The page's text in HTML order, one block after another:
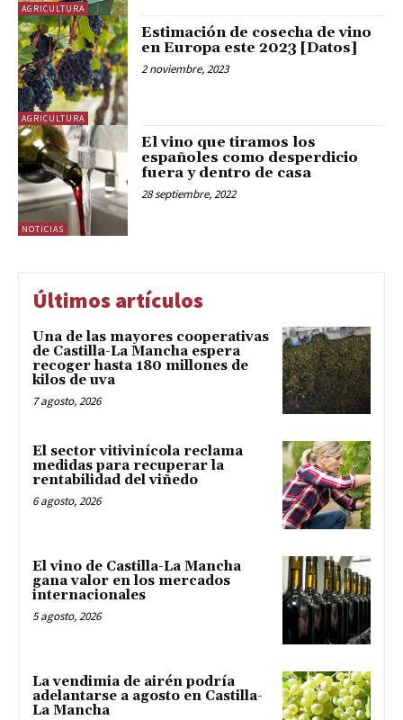
AGRICULTURA
AGRICULTURA
Estimación de cosecha de vino
en Europa este 2023 [Datos]
2 noviembre, 2023
NOTICIAS
El vino que tiramos los
españoles como desperdicio
fuera y dentro de casa
28 septiembre, 2022
Últimos artículos
Una de las mayores cooperativas
de Castilla-La Mancha espera
recoger hasta 180 millones de
kilos de uva
7 agosto, 2026
El sector vitivinícola reclama
medidas para recuperar la
rentabilidad del viñedo
6 agosto, 2026
El vino de Castilla-La Mancha
gana valor en los mercados
internacionales
5 agosto, 2026
La vendimia de airén podría
adelantarse a agosto en Castilla-
La Mancha